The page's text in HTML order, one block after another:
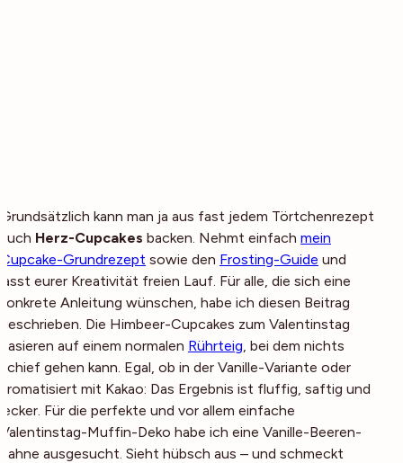
Grundsätzlich kann man ja aus fast jedem Törtchenrezept
auch Herz-Cupcakes backen. Nehmt einfach mein
Cupcake-Grundrezept sowie den Frosting-Guide und
lasst eurer Kreativität freien Lauf. Für alle, die sich eine
konkrete Anleitung wünschen, habe ich diesen Beitrag
geschrieben. Die Himbeer-Cupcakes zum Valentinstag
basieren auf einem normalen Rührteig, bei dem nichts
schief gehen kann. Egal, ob in der Vanille-Variante oder
aromatisiert mit Kakao: Das Ergebnis ist fluffig, saftig und
lecker. Für die perfekte und vor allem einfache
Valentinstag-Muffin-Deko habe ich eine Vanille-Beeren-
Sahne ausgesucht. Sieht hübsch aus – und schmeckt